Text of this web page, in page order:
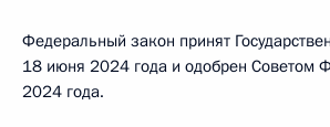
Федеральный закон принят
18 июня 2024 года и одобрен Советом
2024 года.